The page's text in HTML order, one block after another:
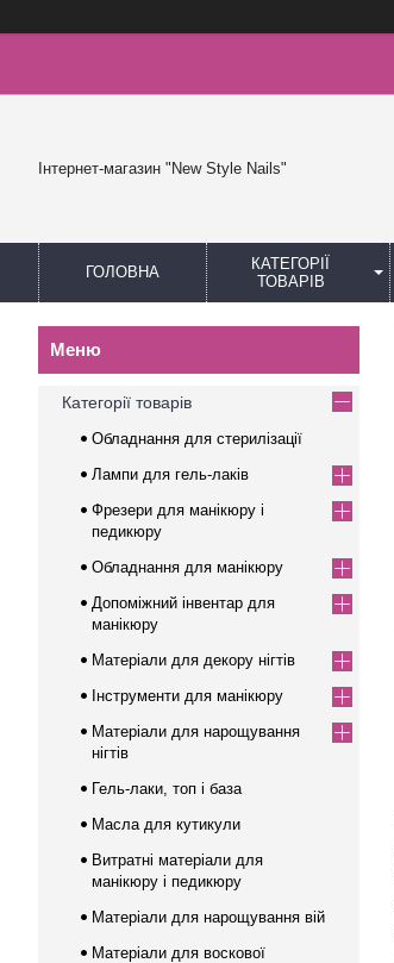
Інтернет-магазин "New Style Nails"
ГОЛОВНА
КАТЕГОРІЇ
ТОВАРІВ
Категорії товарів
Обладнання для стерилізації
Лампи для гель-лаків
Фрезери для манікюру і
педикюру
Обладнання для манікюру
Допоміжний інвентар для
манікюру
Матеріали для декору нігтів
Інструменти для манікюру
Матеріали для нарощування
нігтів
Гель-лаки, топ і база
Масла для кутикули
Витратні матеріали для
манікюру і педикюру
Матеріали для нарощування вій
Матеріали для воскової